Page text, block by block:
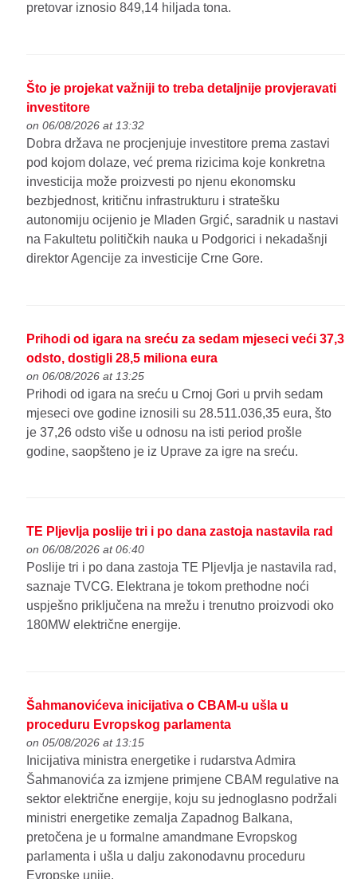
pretovar iznosio 849,14 hiljada tona.
Što je projekat važniji to treba detaljnije provjeravati
investitore
on 06/08/2026 at 13:32
Dobra država ne procjenjuje investitore prema zastavi
pod kojom dolaze, već prema rizicima koje konkretna
investicija može proizvesti po njenu ekonomsku
bezbjednost, kritičnu infrastrukturu i stratešku
autonomiju ocijenio je Mladen Grgić, saradnik u nastavi
na Fakultetu političkih nauka u Podgorici i nekadašnji
direktor Agencije za investicije Crne Gore.
Prihodi od igara na sreću za sedam mjeseci veći 37,3
odsto, dostigli 28,5 miliona eura
on 06/08/2026 at 13:25
Prihodi od igara na sreću u Crnoj Gori u prvih sedam
mjeseci ove godine iznosili su 28.511.036,35 eura, što
je 37,26 odsto više u odnosu na isti period prošle
godine, saopšteno je iz Uprave za igre na sreću.
TE Pljevlja poslije tri i po dana zastoja nastavila rad
on 06/08/2026 at 06:40
Poslije tri i po dana zastoja TE Pljevlja je nastavila rad,
saznaje TVCG. Elektrana je tokom prethodne noći
uspješno priključena na mrežu i trenutno proizvodi oko
180MW električne energije.
Šahmanovićeva inicijativa o CBAM-u ušla u
proceduru Evropskog parlamenta
on 05/08/2026 at 13:15
Inicijativa ministra energetike i rudarstva Admira
Šahmanovića za izmjene primjene CBAM regulative na
sektor električne energije, koju su jednoglasno podržali
ministri energetike zemalja Zapadnog Balkana,
pretočena je u formalne amandmane Evropskog
parlamenta i ušla u dalju zakonodavnu proceduru
Evropske unije.